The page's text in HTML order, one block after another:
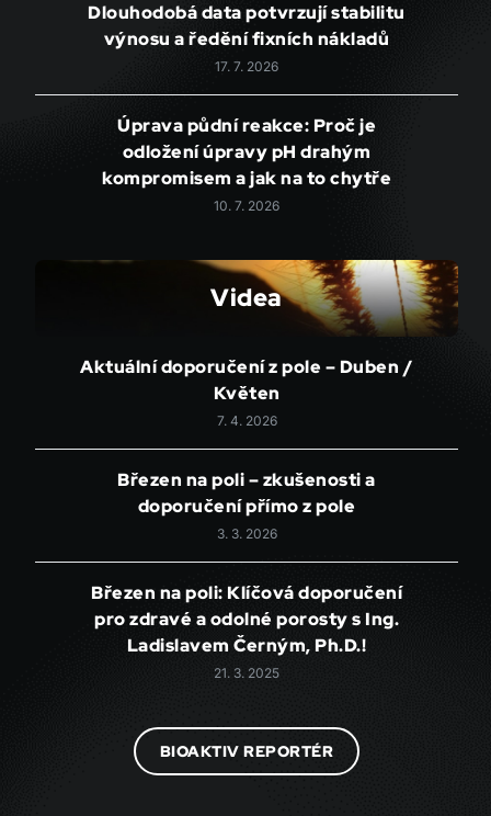
Dlouhodobá data potvrzují stabilitu
výnosu a ředění fixních nákladů
17. 7. 2026
Úprava půdní reakce: Proč je
odložení úpravy pH drahým
kompromisem a jak na to chytře
10. 7. 2026
Videa
Aktuální doporučení z pole – Duben /
Květen
7. 4. 2026
Březen na poli – zkušenosti a
doporučení přímo z pole
3. 3. 2026
Březen na poli: Klíčová doporučení
pro zdravé a odolné porosty s Ing.
Ladislavem Černým, Ph.D.!
21. 3. 2025
BIOAKTIV REPORTÉR